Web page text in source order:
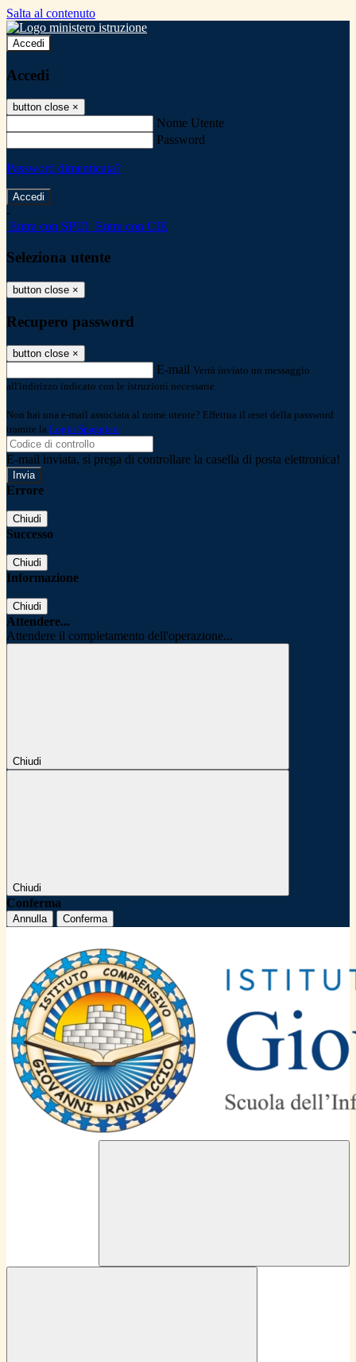
Salta al contenuto
Accedi
Accedi
button close ×
Nome Utente
Password
Password dimenticata?
-
Entra con SPID Entra con CIE
Seleziona utente
button close ×
Recupero password
button close ×
E-mail Verrà inviato un messaggio
all'indirizzo indicato con le istruzioni necessarie.
Non hai una e-mail associata al nome utente? Effettua il reset della password
tramite la Login Spaggiari
E-mail inviata, si prega di controllare la casella di posta elettronica!
Errore
Chiudi
Successo
Chiudi
Informazione
Chiudi
Attendere...
Attendere il completamento dell'operazione...
Chiudi
Chiudi
Conferma
Annulla Conferma